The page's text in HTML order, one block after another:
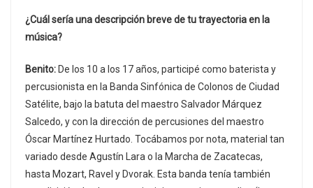
¿Cuál sería una descripción breve de tu trayectoria en la
música?
Benito: De los 10 a los 17 años, participé como baterista y
percusionista en la Banda Sinfónica de Colonos de Ciudad
Satélite, bajo la batuta del maestro Salvador Márquez
Salcedo, y con la dirección de percusiones del maestro
Óscar Martínez Hurtado. Tocábamos por nota, material tan
variado desde Agustín Lara o la Marcha de Zacatecas,
hasta Mozart, Ravel y Dvorak. Esta banda tenía también